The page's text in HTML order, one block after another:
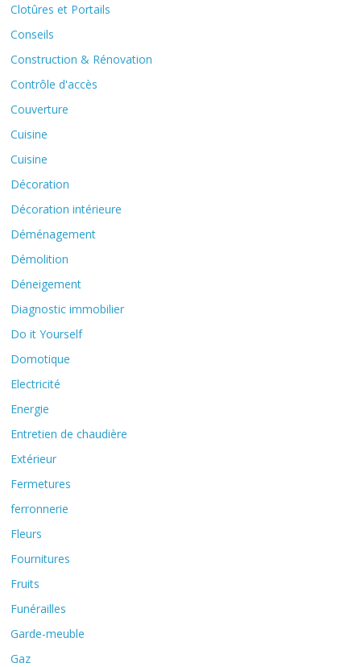
Clotûres et Portails
Conseils
Construction & Rénovation
Contrôle d'accès
Couverture
Cuisine
Cuisine
Décoration
Décoration intérieure
Déménagement
Démolition
Déneigement
Diagnostic immobilier
Do it Yourself
Domotique
Electricité
Energie
Entretien de chaudière
Extérieur
Fermetures
ferronnerie
Fleurs
Fournitures
Fruits
Funérailles
Garde-meuble
Gaz